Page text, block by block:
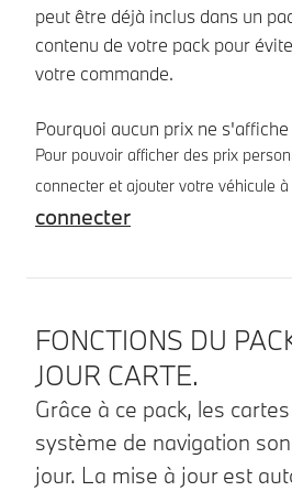
peut être déjà inclus dans un
contenu de votre pack pour
votre commande.
Pourquoi aucun prix ne
Pour pouvoir afficher des prix
connecter et ajouter votre véhicule
connecter
FONCTIONS DU
JOUR CARTE.
Grâce à ce pack, les
système de navigation
jour. La mise à jour est